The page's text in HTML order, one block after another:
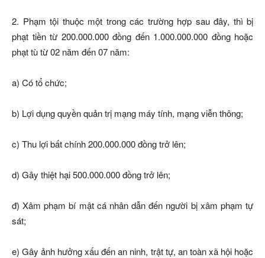
2. Phạm tội thuộc một trong các trường hợp sau đây, thì bị
phạt tiền từ 200.000.000 đồng đến 1.000.000.000 đồng hoặc
phạt tù từ 02 năm đến 07 năm:
a) Có tổ chức;
b) Lợi dụng quyền quản trị mạng máy tính, mạng viễn thông;
c) Thu lợi bất chính 200.000.000 đồng trở lên;
d) Gây thiệt hại 500.000.000 đồng trở lên;
đ) Xâm phạm bí mật cá nhân dẫn đến người bị xâm phạm tự
sát;
e) Gây ảnh hưởng xấu đến an ninh, trật tự, an toàn xã hội hoặc